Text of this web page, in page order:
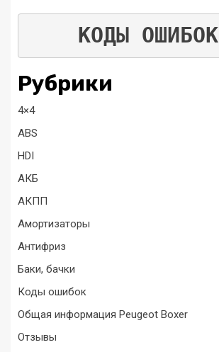
КОДЫ ОШИБОК
Рубрики
4×4
ABS
HDI
АКБ
АКПП
Амортизаторы
Антифриз
Баки, бачки
Коды ошибок
Общая информация Peugeot Boxer
Отзывы